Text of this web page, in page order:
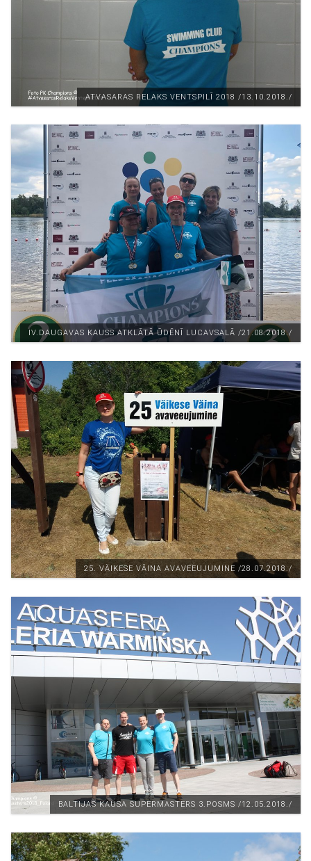
ATVASARAS RELAKS VENTSPILĪ 2018 /13.10.2018./
IV.DAUGAVAS KAUSS ATKLĀTĀ ŪDĒNĪ LUCAVSALĀ /21.08.2018./
25. VÄIKESE VÄINA AVAVEEUJUMINE /28.07.2018./
BALTIJAS KAUSA SUPERMASTERS 3.POSMS /12.05.2018./